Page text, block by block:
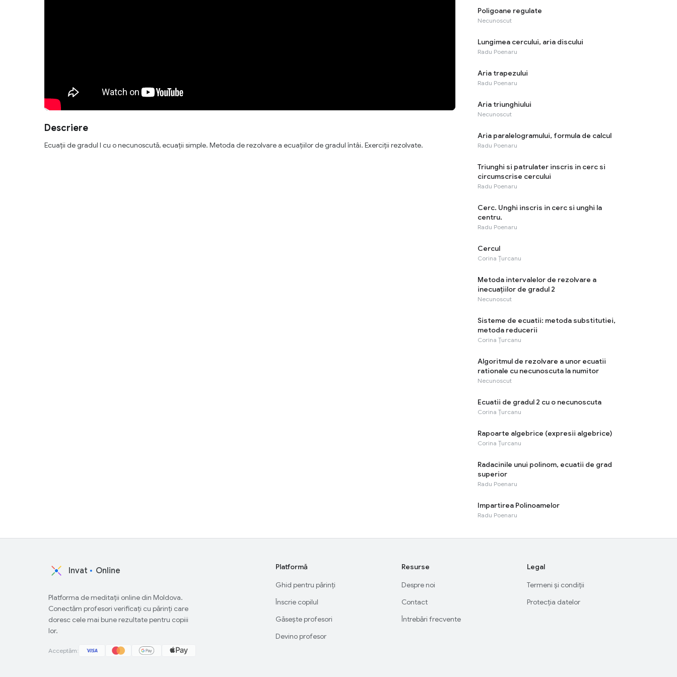
Descriere
Ecuații de gradul I cu o necunoscută, ecuații simple. Metoda de rezolvare a ecuațiilor de gradul întâi. Exerciții rezolvate.
Poligoane regulate
Necunoscut
Lungimea cercului, aria discului
Radu Poenaru
Aria trapezului
Radu Poenaru
Aria triunghiului
Necunoscut
Aria paralelogramului, formula de calcul
Radu Poenaru
Triunghi si patrulater inscris in cerc si
circumscrise cercului
Radu Poenaru
Cerc. Unghi inscris in cerc si unghi la
centru.
Radu Poenaru
Cercul
Corina Țurcanu
Metoda intervalelor de rezolvare a
inecuațiilor de gradul 2
Necunoscut
Sisteme de ecuatii: metoda substitutiei,
metoda reducerii
Corina Țurcanu
Algoritmul de rezolvare a unor ecuatii
rationale cu necunoscuta la numitor
Necunoscut
Ecuatii de gradul 2 cu o necunoscuta
Corina Țurcanu
Rapoarte algebrice (expresii algebrice)
Corina Țurcanu
Radacinile unui polinom, ecuatii de grad
superior
Radu Poenaru
Impartirea Polinoamelor
Radu Poenaru
Invat Online
Platforma de meditații online din Moldova.
Conectăm profesori verificați cu părinți care
doresc cele mai bune rezultate pentru copiii
lor.
Acceptăm:
Platformă
Ghid pentru părinți
Înscrie copilul
Găsește profesori
Devino profesor
Resurse
Despre noi
Contact
Întrebări frecvente
Legal
Termeni și condiții
Protecția datelor